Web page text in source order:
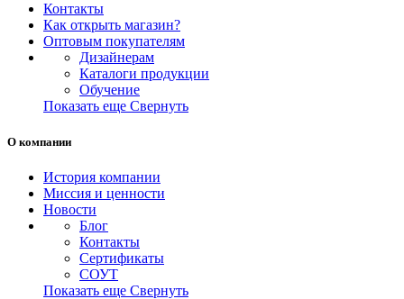
Контакты
Как открыть магазин?
Оптовым покупателям
Дизайнерам
Каталоги продукции
Обучение
Показать еще Свернуть
О компании
История компании
Миссия и ценности
Новости
Блог
Контакты
Сертификаты
СОУТ
Показать еще Свернуть